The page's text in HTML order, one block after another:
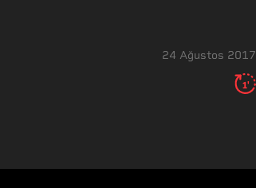
24 Ağustos 2017
1'